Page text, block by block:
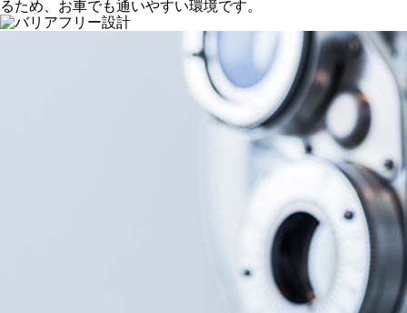
るため、お車でも通いやすい環境です。